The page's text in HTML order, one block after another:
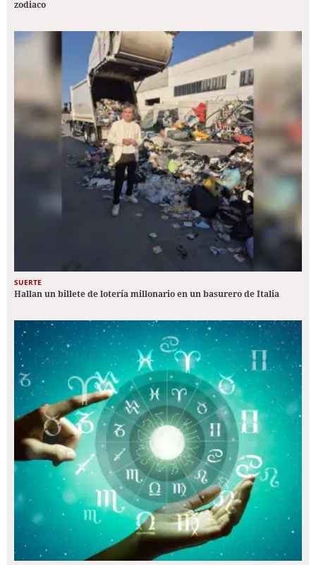
zodiaco
SUERTE
Hallan un billete de lotería millonario en un basurero de Italia